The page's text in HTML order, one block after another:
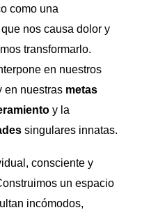
como una
nos causa dolor y
transformarlo.
en nuestros
en nuestras metas
y la
singulares innatas.
consciente y
un espacio
incómodos,